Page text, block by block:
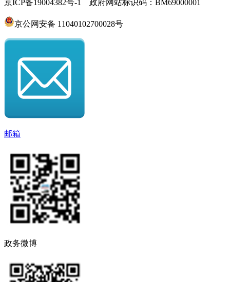
京ICP备19004382号-1 政府网站标识码：BM69000001
京公网安备 11040102700028号
邮箱
政务微博